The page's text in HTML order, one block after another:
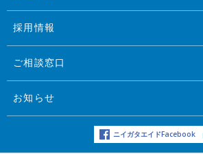
採用情報
ご相談窓口
お知らせ
ニイガタエイドFacebook